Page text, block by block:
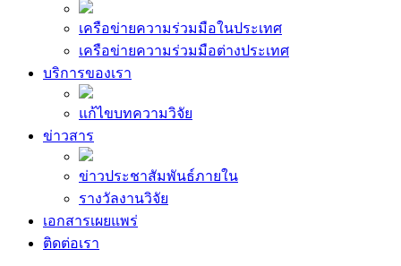
เครือข่ายความร่วมมือในประเทศ
เครือข่ายความร่วมมือต่างประเทศ
บริการของเรา
แก้ไขบทความวิจัย
ข่าวสาร
ข่าวประชาสัมพันธ์ภายใน
รางวัลงานวิจัย
เอกสารเผยแพร่
ติดต่อเรา